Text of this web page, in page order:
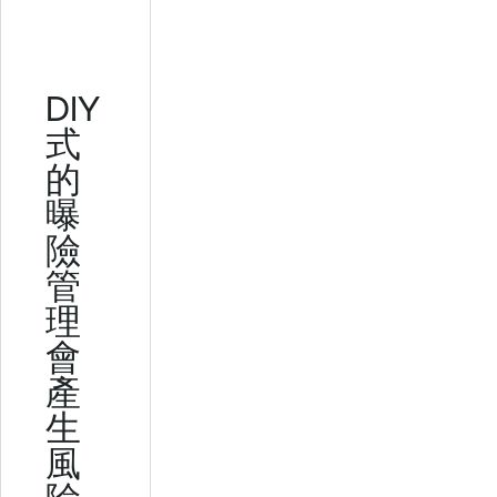
DIY
式
的
曝
險
管
理
會
產
生
風